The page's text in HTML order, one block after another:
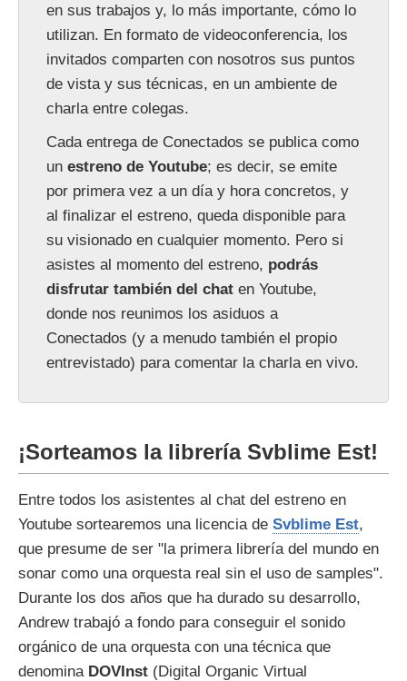
en sus trabajos y, lo más importante, cómo lo
utilizan. En formato de videoconferencia, los
invitados comparten con nosotros sus puntos
de vista y sus técnicas, en un ambiente de
charla entre colegas.
Cada entrega de Conectados se publica como
un estreno de Youtube; es decir, se emite
por primera vez a un día y hora concretos, y
al finalizar el estreno, queda disponible para
su visionado en cualquier momento. Pero si
asistes al momento del estreno, podrás
disfrutar también del chat en Youtube,
donde nos reunimos los asiduos a
Conectados (y a menudo también el propio
entrevistado) para comentar la charla en vivo.
¡Sorteamos la librería Svblime Est!
Entre todos los asistentes al chat del estreno en
Youtube sortearemos una licencia de Svblime Est,
que presume de ser "la primera librería del mundo en
sonar como una orquesta real sin el uso de samples".
Durante los dos años que ha durado su desarrollo,
Andrew trabajó a fondo para conseguir el sonido
orgánico de una orquesta con una técnica que
denomina DOVInst (Digital Organic Virtual